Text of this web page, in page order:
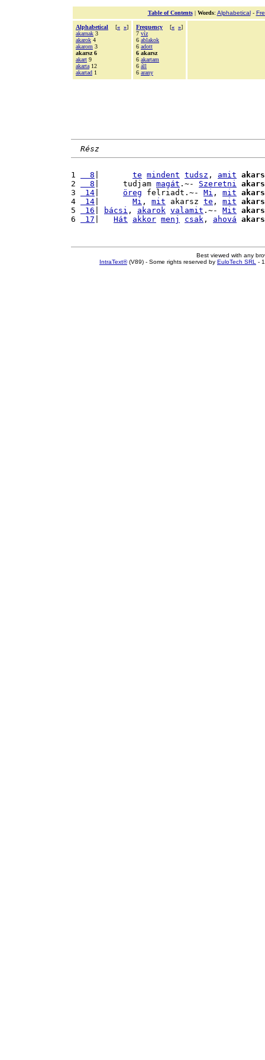
Table of Contents| Words: Alphabetical-
Alphabetical [« »]
akarnak 3
akarok 4
akarom 3
akarsz 6
akart 9
akarta 12
akartad 1
Frequency [« »]
7 víz
6 ablakok
6 adott
6 akarsz
6 akartam
6 áll
6 arany
Rész
1
  8
te mindent tudsz , amit
2
  8
|     tudjam magát .~- Szeretni
3
14 öreg felriadt.~- Mi , mit
4
14 Mi , mit akarsz te , mit
5
16 bácsi , akarok valamit .~- Mit
6
17 Hát akkor menj csak , ahová
Best viewed with any
IntraText®(V89) - Some rights reserved by EuloTech SRL -